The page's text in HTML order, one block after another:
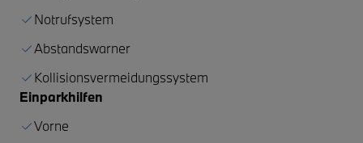
Notrufsystem
Abstandswarner
Kollisionsvermeidungssystem
Einparkhilfen
Vorne